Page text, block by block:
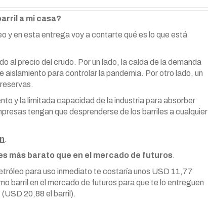
a mi casa?
y en esta entrega voy a contarte qué es lo que está
al precio del crudo. Por un lado, la caída de la demanda
aislamiento para controlar la pandemia. Por otro lado, un
y la limitada capacidad de la industria para absorber
tengan que desprenderse de los barriles a cualquier
.
más barato que en el mercado de futuros.
para uso inmediato te costaría unos USD 11,77
barril en el mercado de futuros para que te lo entreguen
20,88 el barril).